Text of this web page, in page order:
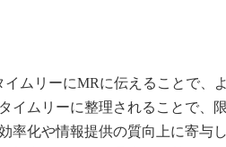
ムリーにMRに伝えることで、
イムリーに整理されることで、
化や情報提供の質向上に寄与し